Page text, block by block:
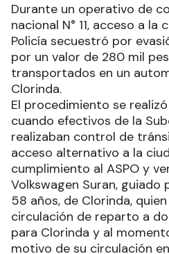
Durante un operativo de
nacional N° 11, acceso a la
Policía secuestró por
por un valor de 280 mil
transportados en un
Clorinda.
El procedimiento se
cuando efectivos de la
realizaban control de
acceso alternativo a la
cumplimiento al ASPO y
Volkswagen Suran, guiado
58 años, de Clorinda,
circulación de reparto a
para Clorinda y al
motivo de su circulación